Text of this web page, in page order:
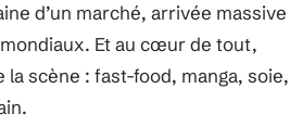
d’un marché, arrivée massive
Et au cœur de tout,
scène : fast-food, manga, soie,